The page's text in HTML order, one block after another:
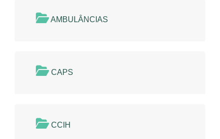
AMBULÂNCIAS
CAPS
CCIH